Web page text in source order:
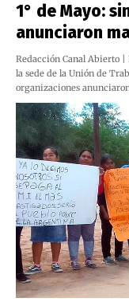
1° de Mayo:
anunciaron
Redacción Canal Abierto |
la sede de la Unión de
organizaciones